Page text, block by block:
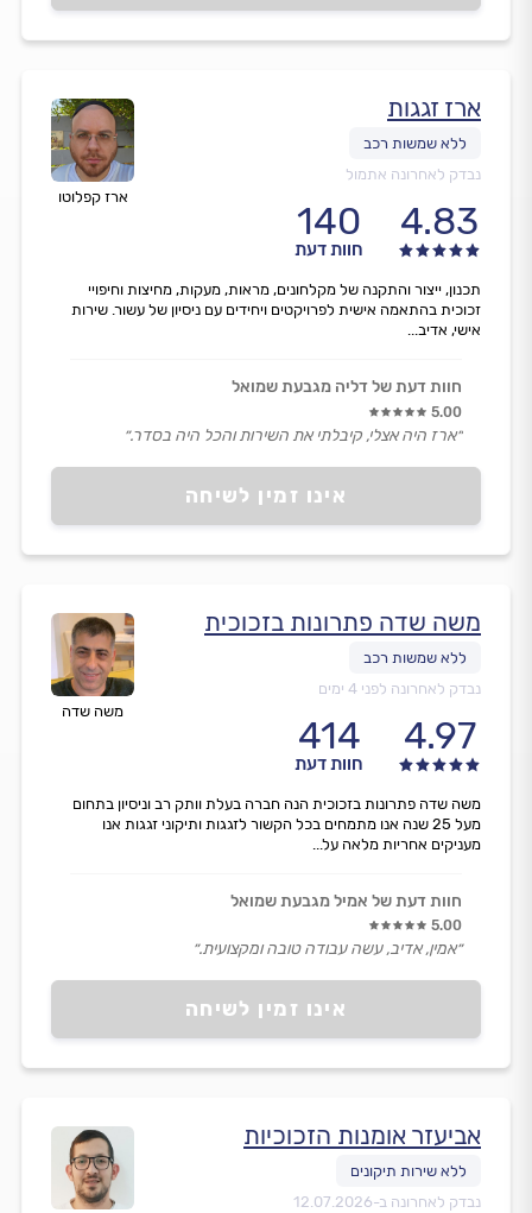
ארז קפלוטו
ארז זגגות
נבדק לאחרונה אתמול
4.83
140
חוות דעת
אינו זמין לשיחה
תכנון, ייצור והתקנה של מקלחונים, מראות, מעקות, מחיצות וחיפויי
זכוכית בהתאמה אישית לפרויקטים ויחידים עם ניסיון של עשור. שירות
אישי, אדיב...
חוות דעת של דליה מגבעת שמואל
5.00
״ארז היה אצלי, קיבלתי את השירות והכל היה בסדר.״
משה שדה
משה שדה פתרונות בזכוכית
נבדק לאחרונה לפני 4 ימים
4.97
414
חוות דעת
אינו זמין לשיחה
משה שדה פתרונות בזכוכית הנה חברה בעלת וותק רב וניסיון בתחום
מעל 25 שנה אנו מתמחים בכל הקשור לזגגות ותיקוני זגגות אנו
מעניקים אחריות מלאה על...
חוות דעת של אמיל מגבעת שמואל
5.00
״אמין, אדיב, עשה עבודה טובה ומקצועית.״
אביעזר אומנות הזכוכיות
נבדק לאחרונה ב-12.07.2026